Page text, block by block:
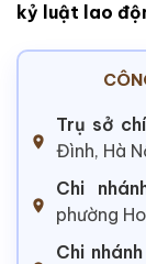
kỷ luật lao
Trụ sở
Đình, Hà
Chi
phường
Chi